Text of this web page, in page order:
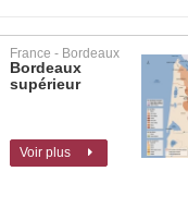
France - Bordeaux
Bordeaux
supérieur
Voir plus